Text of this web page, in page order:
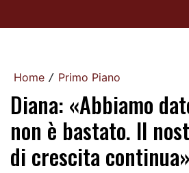
Home / Primo Piano
Diana: «Abbiamo
non è bastato. Il
di crescita continua»